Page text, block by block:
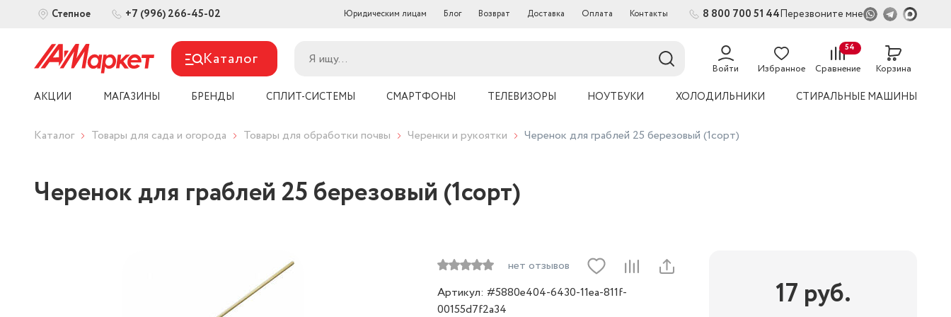
Степное +7 (996) 266-45-02 Юридическим лицам Блог Возврат Доставка Оплата Контакты 8 800 700 51 44Перезвоните мне
Каталог Войти Избранное Сравнение
54
Корзина
АКЦИИ МАГАЗИНЫ БРЕНДЫ СПЛИТ-СИСТЕМЫ СМАРТФОНЫ ТЕЛЕВИЗОРЫ НОУТБУКИ ХОЛОДИЛЬНИКИ СТИРАЛЬНЫЕ МАШИНЫ
Каталог Товары для сада и огорода Товары для обработки почвы Черенки и рукоятки Черенок для граблей 25 березовый (1сорт)
Черенок для граблей 25 березовый (1сорт)
нет отзывов
Артикул: #5880e404-6430-11ea-811f-
00155d7f2a34
17 руб.